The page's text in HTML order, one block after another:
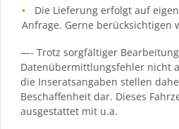
Die Lieferung erfolgt auf
Anfrage. Gerne berücksichtigen
—- Trotz sorgfältiger
Datenübermittlungsfehler nicht
die Inseratsangaben stellen
Beschaffenheit dar. Dieses
ausgestattet mit u.a.